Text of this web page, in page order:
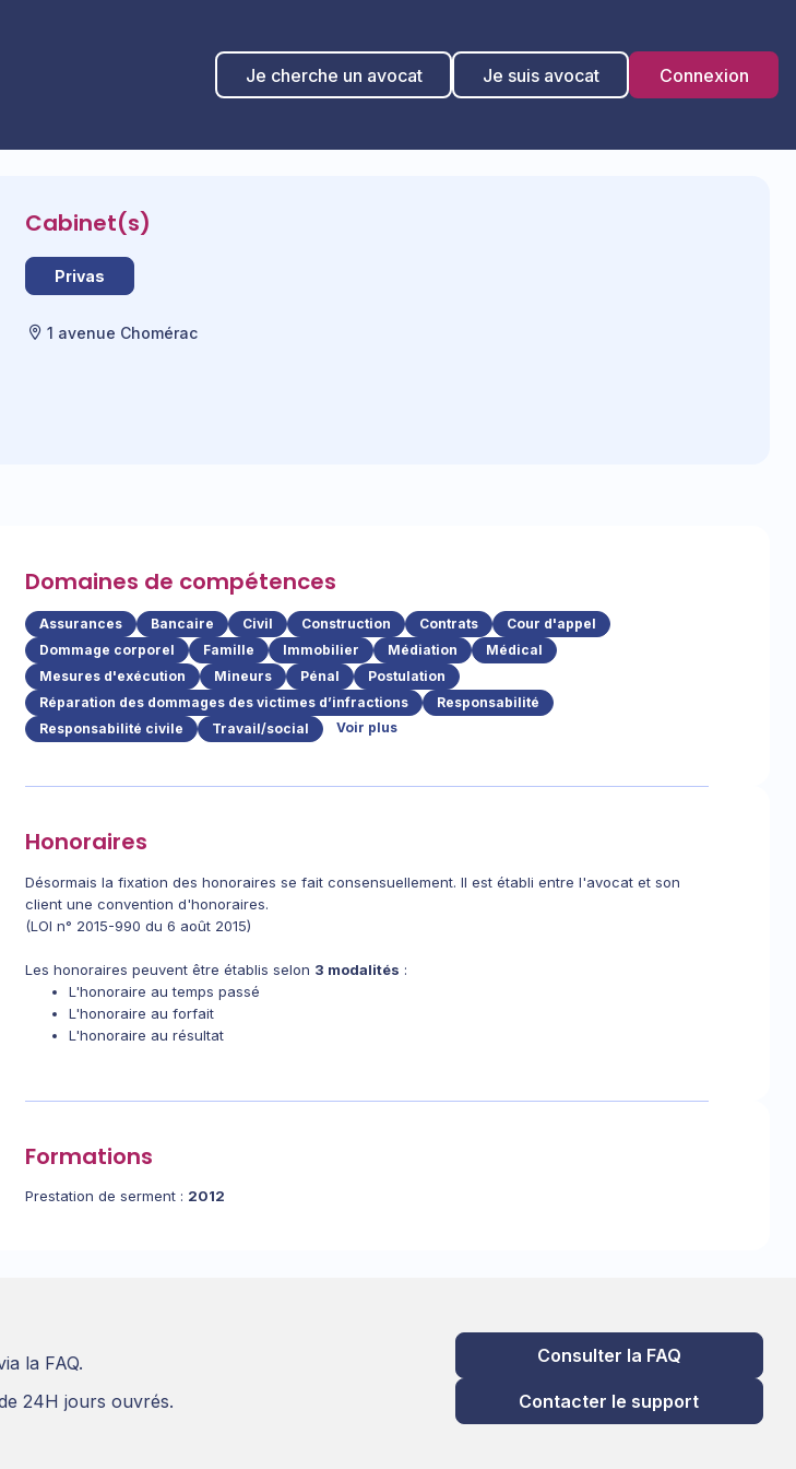
Je cherche un avocat Je suis avocat Connexion
Cabinet(s)
Privas
1 avenue Chomérac
Domaines de compétences
Assurances Bancaire Civil Construction Contrats
Cour d'appel
Dommage corporel
Famille Immobilier Médiation
Médical
Mesures d'exécution
Mineurs Pénal
Postulation
Réparation des dommages des victimes d’infractions
Responsabilité
Responsabilité civile
Travail/social Voir plus
Honoraires
Désormais la fixation des honoraires se fait consensuellement. Il est établi entre l'avocat et son
client une convention d'honoraires.
(LOI n° 2015-990 du 6 août 2015)
Les honoraires peuvent être établis selon 3 modalités :
L'honoraire au temps passé
L'honoraire au forfait
L'honoraire au résultat
Formations
Prestation de serment : 2012
la FAQ.
24H jours ouvrés.
Consulter la FAQ
Contacter le support